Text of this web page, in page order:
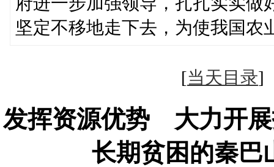
坚定不移地走下去，为使我国农
[当天目录
发挥资源优势 大力开展
长期贫困的秦巴